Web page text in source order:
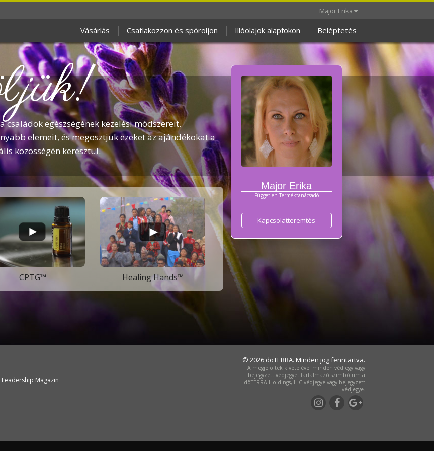
Vásárlás Csatlakozzon és spóroljon Illóolajok alapfokon Beléptetés
Major Erika
egészségének kezelési módszereit.
elemeit, és megosztjuk ezeket az ajándékokat a
közösségén keresztül.
Major Erika
Független Terméktanácsadó
Kapcsolatteremtés
CPTG™ Healing Hands™
Leadership Magazin
© 2026 dōTERRA. Minden jog fenntartva.
A megjelöltek kivételével minden védjegy vagy
bejegyzett védjegyet tartalmazó szimbólum a
dōTERRA Holdings, LLC védjegye vagy bejegyzett
védjegye.